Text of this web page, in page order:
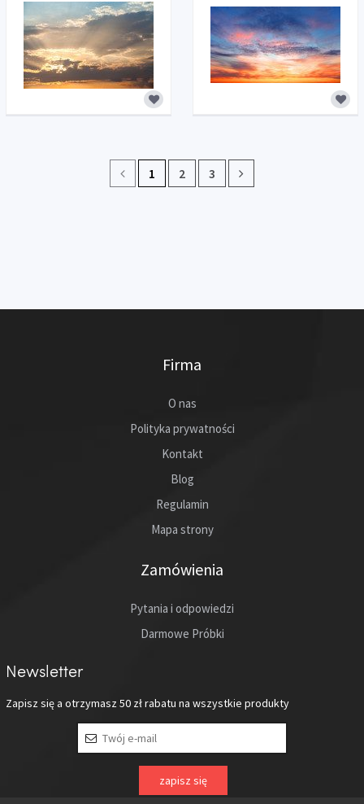
1 2 3
Firma
O nas
Polityka prywatności
Kontakt
Blog
Regulamin
Mapa strony
Zamówienia
Pytania i odpowiedzi
Darmowe Próbki
Newsletter
Zapisz się a otrzymasz50 złrabatu na wszystkie produkty